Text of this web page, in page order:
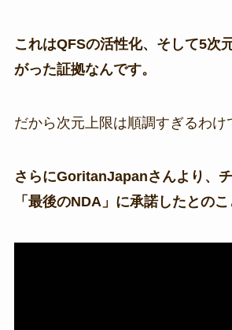
これはQFSの活性化、そして5次
がった証拠なんです。
だから次元上限は順調すぎるわけ
さらにGoritanJapanさんより、
「最後のNDA」に承諾したとのこ